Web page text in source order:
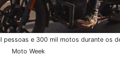
e 300 mil motos durante os
Moto Week